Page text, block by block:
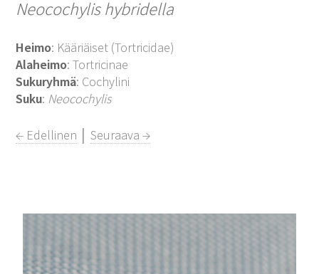
Neocochylis hybridella
Heimo: Kääriäiset (Tortricidae)
Alaheimo: Tortricinae
Sukuryhmä: Cochylini
Suku: Neocochylis
← Edellinen │Seuraava →